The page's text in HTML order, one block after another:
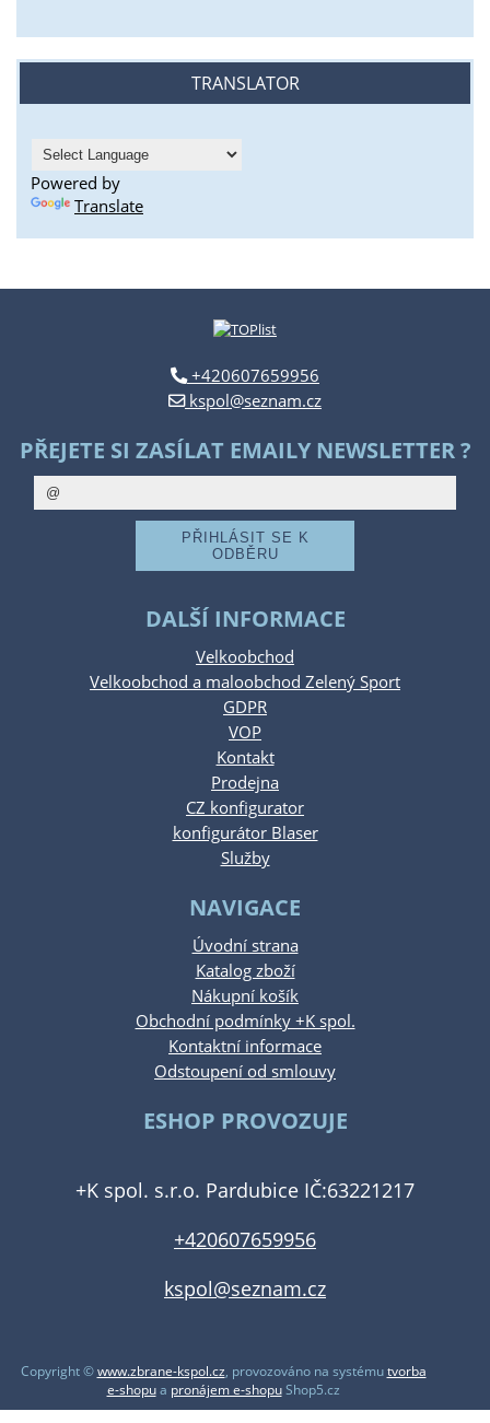
TRANSLATOR
Powered by
Translate
+420607659956
kspol@seznam.cz
PŘEJETE SI ZASÍLAT EMAILY NEWSLETTER ?
DALŠÍ INFORMACE
Velkoobchod
Velkoobchod a maloobchod Zelený Sport
GDPR
VOP
Kontakt
Prodejna
CZ konfigurator
konfigurátor Blaser
Služby
NAVIGACE
Úvodní strana
Katalog zboží
Nákupní košík
Obchodní podmínky +K spol.
Kontaktní informace
Odstoupení od smlouvy
ESHOP PROVOZUJE
+K spol. s.r.o. Pardubice IČ:63221217
+420607659956
kspol@seznam.cz
Copyright ©www.zbrane-kspol.cz, provozováno na systémutvorba
e-shopua pronájem e-shopuShop5.cz